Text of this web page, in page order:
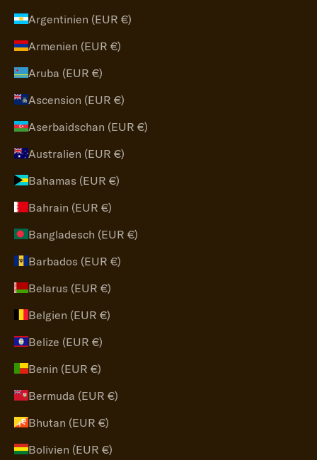
Argentinien (EUR €)
Armenien (EUR €)
Aruba (EUR €)
Ascension (EUR €)
Aserbaidschan (EUR €)
Australien (EUR €)
Bahamas (EUR €)
Bahrain (EUR €)
Bangladesch (EUR €)
Barbados (EUR €)
Belarus (EUR €)
Belgien (EUR €)
Belize (EUR €)
Benin (EUR €)
Bermuda (EUR €)
Bhutan (EUR €)
Bolivien (EUR €)